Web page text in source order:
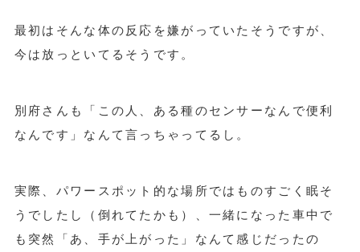
最初はそんな体の反応を嫌がっていたそうですが、
今は放っといてるそうです。
別府さんも「この人、ある種のセンサーなんで便利
なんです」なんて言っちゃってるし。
実際、パワースポット的な場所ではものすごく眠そ
うでしたし（倒れてたかも）、一緒になった車中で
も突然「あ、手が上がった」なんて感じだったの